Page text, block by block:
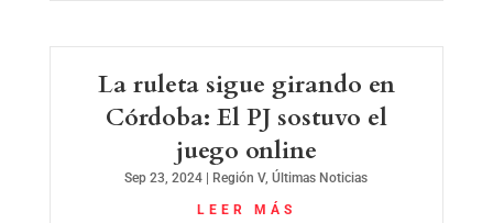
La ruleta sigue girando en
Córdoba: El PJ sostuvo el
juego online
Sep 23, 2024 Región V,Últimas Noticias
LEER MÁS